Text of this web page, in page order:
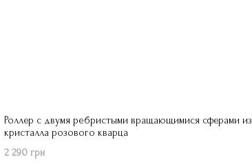
Роллер с двумя ребристыми вращающимися сферами из
кристалла розового кварца
2 290 грн